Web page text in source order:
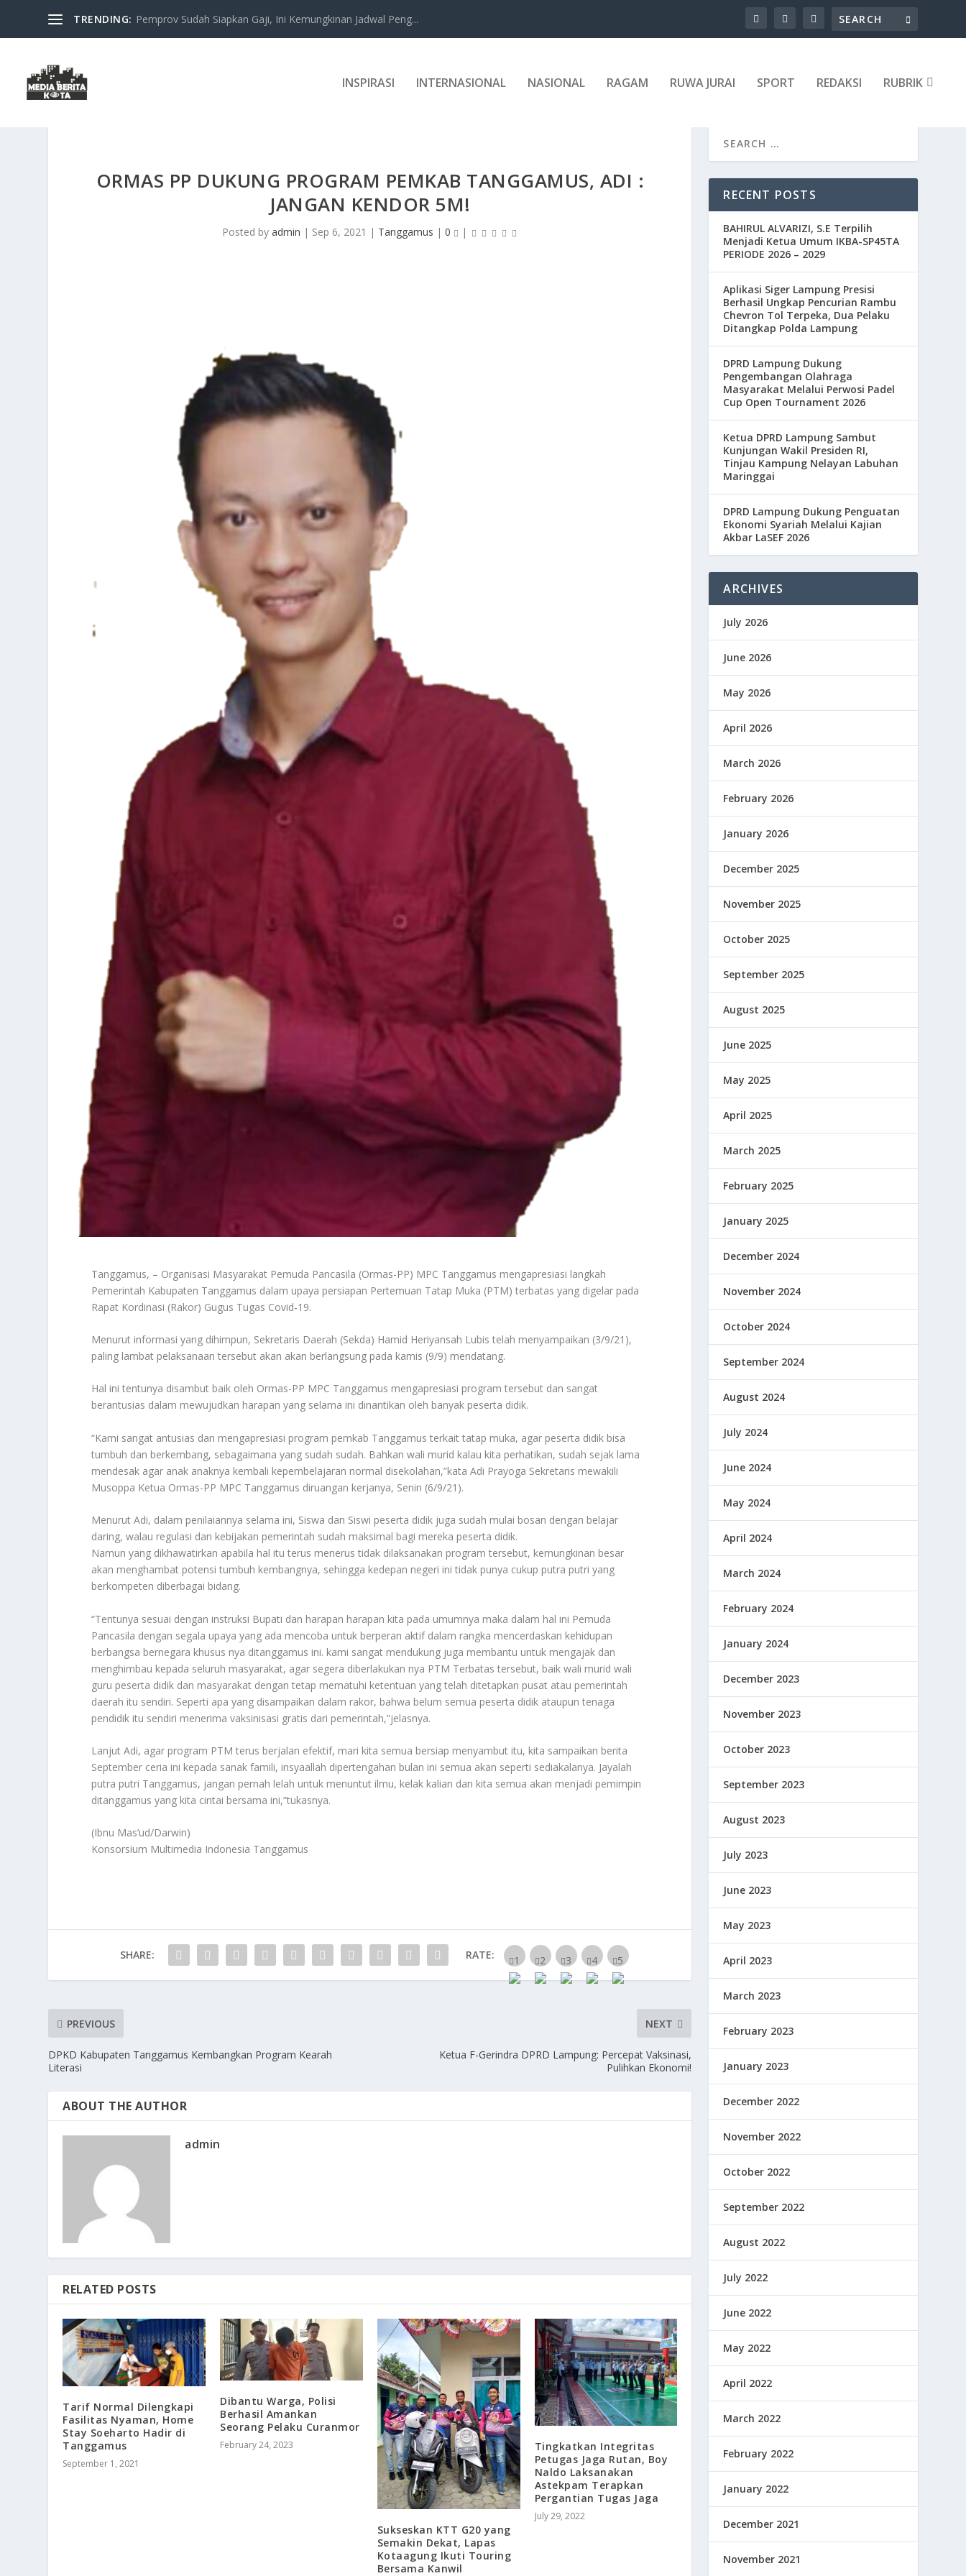
TRENDING: Pemprov Sudah Siapkan Gaji, Ini Kemungkinan Jadwal Peng...
INSPIRASI INTERNASIONAL NASIONAL RAGAM RUWA JURAI SPORT REDAKSI RUBRIK
ORMAS PP DUKUNG PROGRAM PEMKAB TANGGAMUS, ADI :
JANGAN KENDOR 5M!
Posted byadmin | Sep 6, 2021 | Tanggamus |0 |
Tanggamus, – Organisasi Masyarakat Pemuda Pancasila (Ormas-PP) MPC Tanggamus mengapresiasi langkah
Pemerintah Kabupaten Tanggamus dalam upaya persiapan Pertemuan Tatap Muka (PTM) terbatas yang digelar pada
Rapat Kordinasi (Rakor) Gugus Tugas Covid-19.
Menurut informasi yang dihimpun, Sekretaris Daerah (Sekda) Hamid Heriyansah Lubis telah menyampaikan (3/9/21),
paling lambat pelaksanaan tersebut akan akan berlangsung pada kamis (9/9) mendatang.
Hal ini tentunya disambut baik oleh Ormas-PP MPC Tanggamus mengapresiasi program tersebut dan sangat
berantusias dalam mewujudkan harapan yang selama ini dinantikan oleh banyak peserta didik.
“Kami sangat antusias dan mengapresiasi program pemkab Tanggamus terkait tatap muka, agar peserta didik bisa
tumbuh dan berkembang, sebagaimana yang sudah sudah. Bahkan wali murid kalau kita perhatikan, sudah sejak lama
mendesak agar anak anaknya kembali kepembelajaran normal disekolahan,”kata Adi Prayoga Sekretaris mewakili
Musoppa Ketua Ormas-PP MPC Tanggamus diruangan kerjanya, Senin (6/9/21).
Menurut Adi, dalam penilaiannya selama ini, Siswa dan Siswi peserta didik juga sudah mulai bosan dengan belajar
daring, walau regulasi dan kebijakan pemerintah sudah maksimal bagi mereka peserta didik.
Namun yang dikhawatirkan apabila hal itu terus menerus tidak dilaksanakan program tersebut, kemungkinan besar
akan menghambat potensi tumbuh kembangnya, sehingga kedepan negeri ini tidak punya cukup putra putri yang
berkompeten diberbagai bidang.
“Tentunya sesuai dengan instruksi Bupati dan harapan harapan kita pada umumnya maka dalam hal ini Pemuda
Pancasila dengan segala upaya yang ada mencoba untuk berperan aktif dalam rangka mencerdaskan kehidupan
berbangsa bernegara khusus nya ditanggamus ini. kami sangat mendukung juga membantu untuk mengajak dan
menghimbau kepada seluruh masyarakat, agar segera diberlakukan nya PTM Terbatas tersebut, baik wali murid wali
guru peserta didik dan masyarakat dengan tetap mematuhi ketentuan yang telah ditetapkan pusat atau pemerintah
daerah itu sendiri. Seperti apa yang disampaikan dalam rakor, bahwa belum semua peserta didik ataupun tenaga
pendidik itu sendiri menerima vaksinisasi gratis dari pemerintah,”jelasnya.
Lanjut Adi, agar program PTM terus berjalan efektif, mari kita semua bersiap menyambut itu, kita sampaikan berita
September ceria ini kepada sanak famili, insyaallah dipertengahan bulan ini semua akan seperti sediakalanya. Jayalah
putra putri Tanggamus, jangan pernah lelah untuk menuntut ilmu, kelak kalian dan kita semua akan menjadi pemimpin
ditanggamus yang kita cintai bersama ini,”tukasnya.
(Ibnu Mas’ud/Darwin)
Konsorsium Multimedia Indonesia Tanggamus
SHARE: RATE:
PREVIOUS
DPKD Kabupaten Tanggamus Kembangkan Program Kearah
Literasi
NEXT
Ketua F-Gerindra DPRD Lampung: Percepat Vaksinasi,
Pulihkan Ekonomi!
ABOUT THE AUTHOR
admin
RELATED POSTS
Tarif Normal Dilengkapi
Fasilitas Nyaman, Home
Stay Soeharto Hadir di
Tanggamus
September 1, 2021
Dibantu Warga, Polisi
Berhasil Amankan
Seorang Pelaku Curanmor
February 24, 2023
Sukseskan KTT G20 yang
Semakin Dekat, Lapas
Kotaagung Ikuti Touring
Bersama Kanwil
Tingkatkan Integritas
Petugas Jaga Rutan, Boy
Naldo Laksanakan
Astekpam Terapkan
Pergantian Tugas Jaga
July 29, 2022
RECENT POSTS
BAHIRUL ALVARIZI, S.E Terpilih
Menjadi Ketua Umum IKBA-SP45TA
PERIODE 2026 – 2029
Aplikasi Siger Lampung Presisi
Berhasil Ungkap Pencurian Rambu
Chevron Tol Terpeka, Dua Pelaku
Ditangkap Polda Lampung
DPRD Lampung Dukung
Pengembangan Olahraga
Masyarakat Melalui Perwosi Padel
Cup Open Tournament 2026
Ketua DPRD Lampung Sambut
Kunjungan Wakil Presiden RI,
Tinjau Kampung Nelayan Labuhan
Maringgai
DPRD Lampung Dukung Penguatan
Ekonomi Syariah Melalui Kajian
Akbar LaSEF 2026
ARCHIVES
July 2026
June 2026
May 2026
April 2026
March 2026
February 2026
January 2026
December 2025
November 2025
October 2025
September 2025
August 2025
June 2025
May 2025
April 2025
March 2025
February 2025
January 2025
December 2024
November 2024
October 2024
September 2024
August 2024
July 2024
June 2024
May 2024
April 2024
March 2024
February 2024
January 2024
December 2023
November 2023
October 2023
September 2023
August 2023
July 2023
June 2023
May 2023
April 2023
March 2023
February 2023
January 2023
December 2022
November 2022
October 2022
September 2022
August 2022
July 2022
June 2022
May 2022
April 2022
March 2022
February 2022
January 2022
December 2021
November 2021